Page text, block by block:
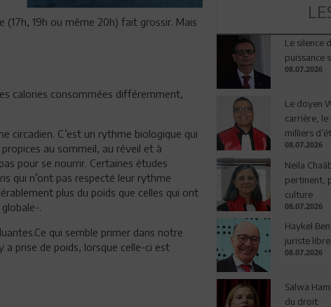
(17h, 19h ou même 20h) fait grossir. Mais
calories consommées différemment,
circadien. C’est un rythme biologique qui
au sommeil, au réveil et à
pour se nourrir. Certaines études
qui n’ont pas respecté leur rythme
plus du poids que celles qui ont
.
qui semble primer dans notre
a prise de poids, lorsque celle-ci est
Le silence
puissance
08.07.2026
Le doyen
carrière, le
milliers
08.07.2026
Neila
pertinent,
culture
08.07.2026
Haykel
juriste
08.07.2026
Salwa
du droit